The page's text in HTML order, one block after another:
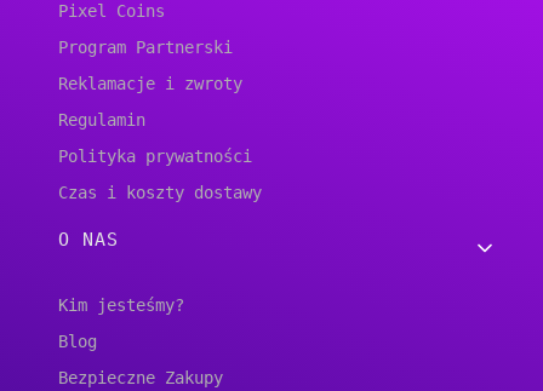
Pixel Coins
Program Partnerski
Reklamacje i zwroty
Regulamin
Polityka prywatności
Czas i koszty dostawy
O NAS
Kim jesteśmy?
Blog
Bezpieczne Zakupy